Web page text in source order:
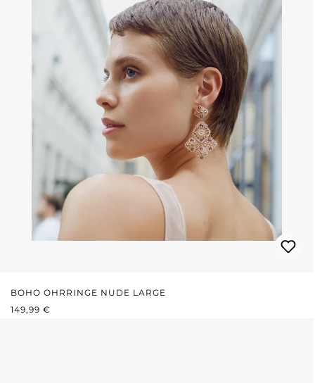
BOHO OHRRINGE NUDE LARGE
REGULÄRER PREIS:
149,99 €